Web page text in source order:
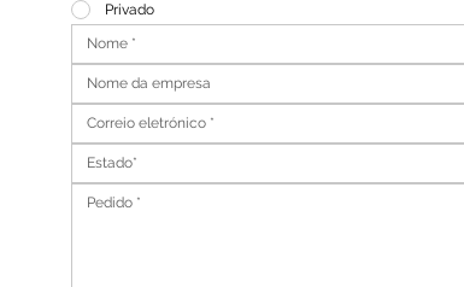
Privado
Estado*